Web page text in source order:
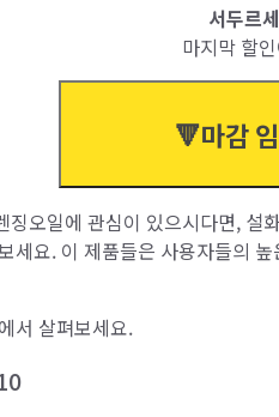
서두르
마지막 할
🔻마감
징오일에 관심이 있으시다면, 설
세요. 이 제품들은 사용자들의
서 살펴보세요.